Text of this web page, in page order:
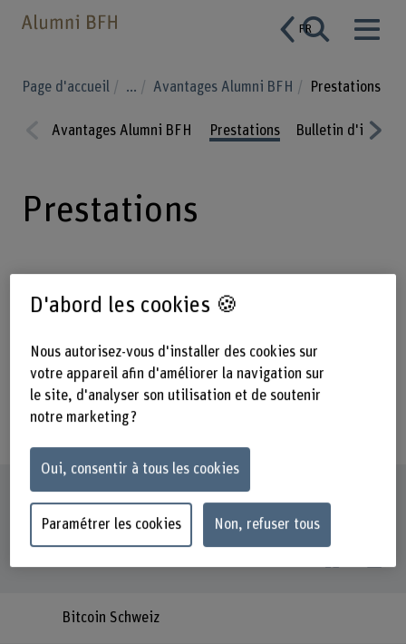
FR
Page d'accueil ... Avantages Alumni BFH Prestations
ious
Avantages Alumni BFH Prestations Bulletin
Prestations
BFH, vous bénéficiez des offres et
prestations attractives suivantes.
Saisir un terme
15 prestations
Bitcoin Schweiz
D'abord les cookies 🍪
Nous autorisez-vous d'installer des cookies sur
votre appareil afin d'améliorer la navigation sur
le site, d'analyser son utilisation et de soutenir
notre marketing ?
Oui, consentir à tous les cookies
Paramétrer les cookies Non, refuser tous